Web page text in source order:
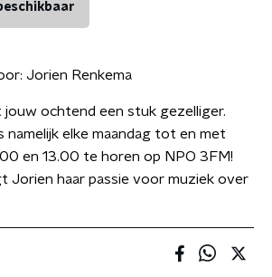
Jorien Renkema
ochtend een stuk gezelliger.
namelijk elke maandag tot en met
en 13.00 te horen op NPO 3FM!
Jorien haar passie voor muziek over